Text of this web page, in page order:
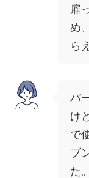
雇
め
ら
パ
け
で
ブ
た